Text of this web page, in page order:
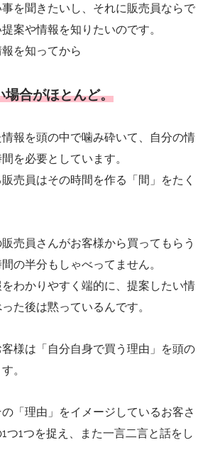
を聞きたいし、それに販売員ならで
案や情報を知りたいのです。
を知ってから
場合がほとんど。
報を頭の中で噛み砕いて、自分の情
を必要としています。
売員はその時間を作る「間」をたく
売員さんがお客様から買ってもらう
の半分もしゃべってません。
わかりやすく端的に、提案したい情
た後は黙っているんです。
様は「自分自身で買う理由」を頭の
。
「理由」をイメージしているお客さ
つ1つを捉え、また一言二言と話をし